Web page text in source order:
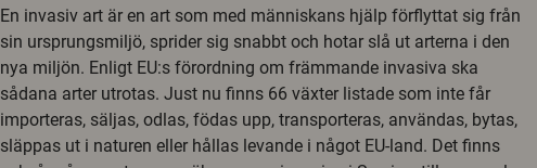
En invasiv art är en art som med människans hjälp förflyttat sig från
sin ursprungsmiljö, sprider sig snabbt och hotar slå ut arterna i den
nya miljön. Enligt EU:s förordning om främmande invasiva ska
sådana arter utrotas. Just nu finns 66 växter listade som inte får
importeras, säljas, odlas, födas upp, transporteras, användas, bytas,
släppas ut i naturen eller hållas levande i något EU-land. Det finns